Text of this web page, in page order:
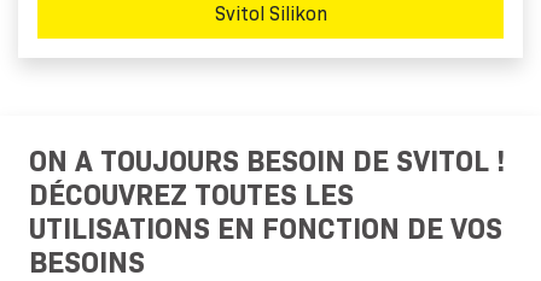
Svitol Silikon
ON A TOUJOURS BESOIN DE SVITOL !
DÉCOUVREZ TOUTES LES
UTILISATIONS EN FONCTION DE VOS
BESOINS